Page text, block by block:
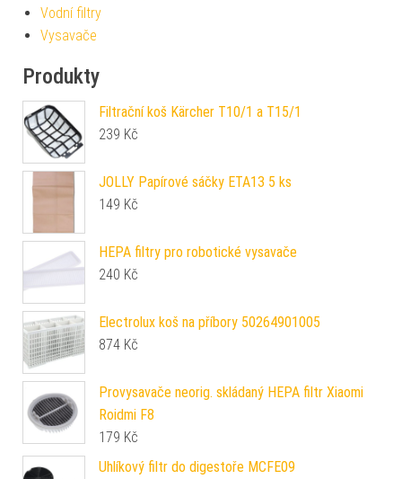
Vodní filtry
Vysavače
Produkty
Filtrační koš Kärcher T10/1 a T15/1
239 Kč
JOLLY Papírové sáčky ETA13 5 ks
149 Kč
HEPA filtry pro robotické vysavače
240 Kč
Electrolux koš na příbory 50264901005
874 Kč
Provysavače neorig. skládaný HEPA filtr Xiaomi
Roidmi F8
179 Kč
Uhlíkový filtr do digestoře MCFE09